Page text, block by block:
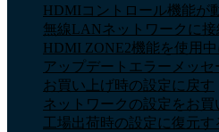
HDMIコントロール機能が
無線LANネットワークに
HDMI ZONE2機能を使用
アップデートエラーメッセ
お買い上げ時の設定に戻す
ネットワークの設定をお
工場出荷時の設定に復元す